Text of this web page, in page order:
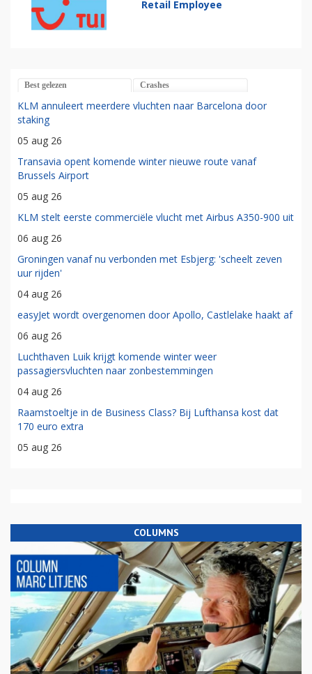
Retail Employee
Best gelezen Crashes
KLM annuleert meerdere vluchten naar Barcelona door
staking
05 aug 26
Transavia opent komende winter nieuwe route vanaf
Brussels Airport
05 aug 26
KLM stelt eerste commerciële vlucht met Airbus A350-900 uit
06 aug 26
Groningen vanaf nu verbonden met Esbjerg: 'scheelt zeven
uur rijden'
04 aug 26
easyJet wordt overgenomen door Apollo, Castlelake haakt af
06 aug 26
Luchthaven Luik krijgt komende winter weer
passagiersvluchten naar zonbestemmingen
04 aug 26
Raamstoeltje in de Business Class? Bij Lufthansa kost dat
170 euro extra
05 aug 26
COLUMNS